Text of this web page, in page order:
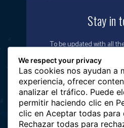
Stay in
To be updated with all
and special
SIGN
We respect your privacy
Las cookies nos ayudan a
experiencia, ofrecer
analizar el tráfico. Puede
permitir haciendo clic en
clic en Aceptar todas para
Rechazar todas para